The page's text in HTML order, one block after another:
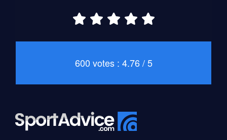
600 votes : 4.76 / 5